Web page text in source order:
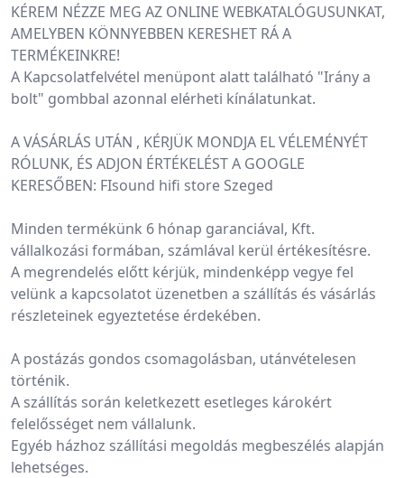
KÉREM NÉZZE MEG AZ ONLINE WEBKATALÓGUSUNKAT,
AMELYBEN KÖNNYEBBEN KERESHET RÁ A
TERMÉKEINKRE!
A Kapcsolatfelvétel menüpont alatt található "Irány a
bolt" gombbal azonnal elérheti kínálatunkat.
A VÁSÁRLÁS UTÁN , KÉRJÜK MONDJA EL VÉLEMÉNYÉT
RÓLUNK, ÉS ADJON ÉRTÉKELÉST A GOOGLE
KERESŐBEN: FIsound hifi store Szeged
Minden termékünk 6 hónap garanciával, Kft.
vállalkozási formában, számlával kerül értékesítésre.
A megrendelés előtt kérjük, mindenképp vegye fel
velünk a kapcsolatot üzenetben a szállítás és vásárlás
részleteinek egyeztetése érdekében.
A postázás gondos csomagolásban, utánvételesen
történik.
A szállítás során keletkezett esetleges károkért
felelősséget nem vállalunk.
Egyéb házhoz szállítási megoldás megbeszélés alapján
lehetséges.